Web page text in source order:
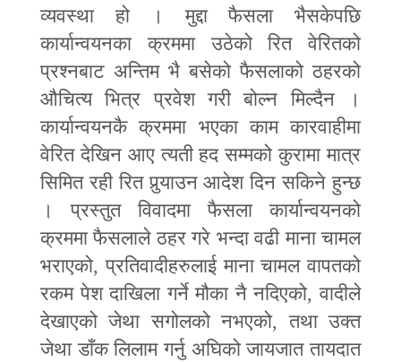
व्यवस्था हो । मुद्दा फैसला भैसकेपछि
कार्यान्वयनका क्रममा उठेको रित वेरितको
प्रश्नबाट अन्तिम भै बसेको फैसलाको ठहरको
औचित्य भित्र प्रवेश गरी बोल्न मिल्दैन ।
कार्यान्वयनकै क्रममा भएका काम कारवाहीमा
वेरित देखिन आए त्यती हद सम्मको कुरामा मात्र
सिमित रही रित पुर्‍याउन आदेश दिन सकिने हुन्छ
। प्रस्तुत विवादमा फैसला कार्यान्वयनको
क्रममा फैसलाले ठहर गरे भन्दा वढी माना चामल
भराएको,प्रतिवादीहरुलाई माना चामल वापतको
रकम पेश दाखिला गर्ने मौका नै नदिएको,वादीले
देखाएको जेथा सगोलको नभएको,तथा उक्त
जेथा डाँक लिलाम गर्नु अघिको जायजात तायदात